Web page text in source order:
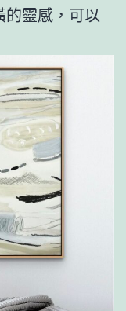
靈感，可以